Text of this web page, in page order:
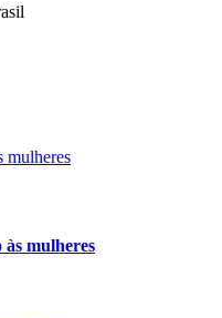
mulheres